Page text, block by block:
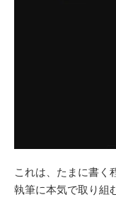
これは、たまに書く
執筆に本気で取り組